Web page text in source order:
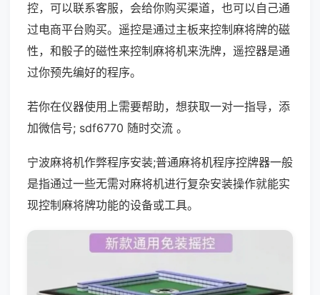
控，可以联系客服，会给你购买渠道，也可以自己通
过电商平台购买。遥控是通过主板来控制麻将牌的磁
性，和骰子的磁性来控制麻将机来洗牌，遥控器是通
过你预先编好的程序。
若你在仪器使用上需要帮助，想获取一对一指导，添
加微信号; sdf6770 随时交流 。
宁波麻将机作弊程序安装;普通麻将机程序控牌器一般
是指通过一些无需对麻将机进行复杂安装操作就能实
现控制麻将牌功能的设备或工具。